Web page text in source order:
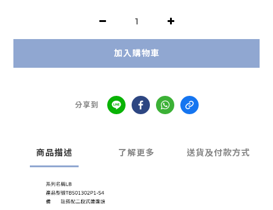
加入購物車
分享到
商品描述 了解更多 送貨及付款方式